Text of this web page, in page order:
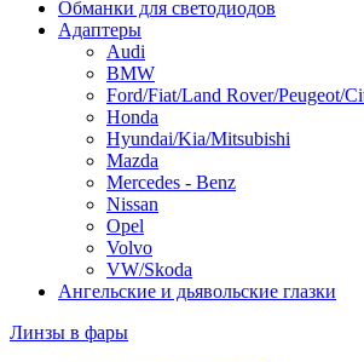
Обманки для светодиодов
Адаптеры
Audi
BMW
Ford/Fiat/Land Rover/Peugeot/
Honda
Hyundai/Kia/Mitsubishi
Mazda
Mercedes - Benz
Nissan
Opel
Volvo
VW/Skoda
Ангельские и дьявольские глазки
Линзы в фары